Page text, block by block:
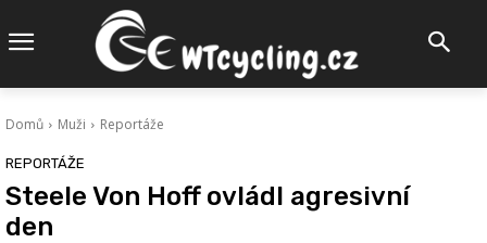
Domů Muži Reportáže
REPORTÁŽE
Steele Von Hoff ovládl agresivní
den